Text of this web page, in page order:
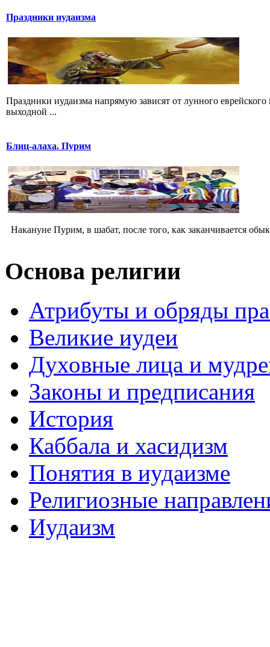
Праздники иудаизма
Праздники иудаизма напрямую зависят от лунного
выходной ...
Блиц-алаха. Пурим
Накануне Пурим, в шабат, после того, как заканчивается
Основа религии
Атрибуты и обряды
Великие иудеи
Духовные лица и
Законы и предписания
История
Каббала и хасидизм
Понятия в иудаизме
Религиозные
Иудаизм